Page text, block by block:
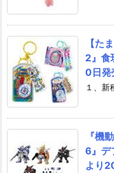
【た
2』食
0日
１、新
『機
6』デ
より